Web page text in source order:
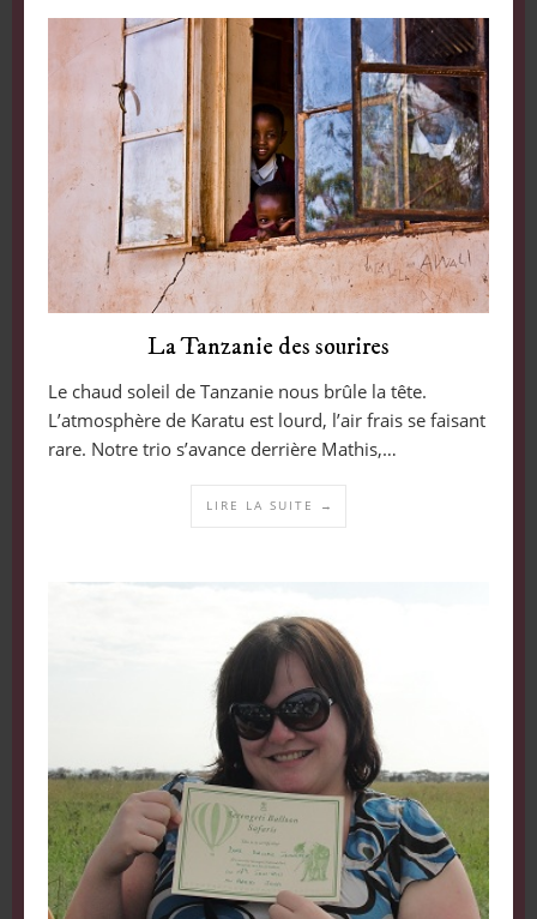
La Tanzanie des sourires
Le chaud soleil de Tanzanie nous brûle la tête.
L’atmosphère de Karatu est lourd, l’air frais se faisant
rare. Notre trio s’avance derrière Mathis,…
LIRE LA SUITE →